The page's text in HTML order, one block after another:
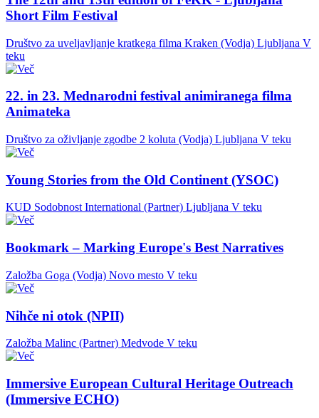
Short Film Festival
Društvo za uveljavljanje kratkega filma Kraken (Vodja) Ljubljana V
teku
22. in 23. Mednarodni festival animiranega filma
Animateka
Društvo za oživljanje zgodbe 2 koluta (Vodja) Ljubljana V teku
Young Stories from the Old Continent (YSOC)
KUD Sodobnost International (Partner) Ljubljana V teku
Bookmark – Marking Europe's Best Narratives
Založba Goga (Vodja) Novo mesto V teku
Nihče ni otok (NPII)
Založba Malinc (Partner) Medvode V teku
Immersive European Cultural Heritage Outreach
(Immersive ECHO)